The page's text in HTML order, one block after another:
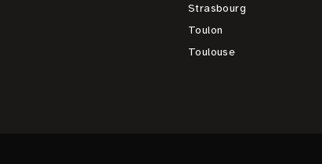
Strasbourg
Toulon
Toulouse